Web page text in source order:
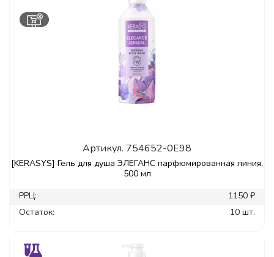
Артикул. 754652-0E98
[KERASYS] Гель для душа ЭЛЕГАНС парфюмированная линия,
500 мл
РРЦ:
1150 ₽
Остаток:
10 шт.